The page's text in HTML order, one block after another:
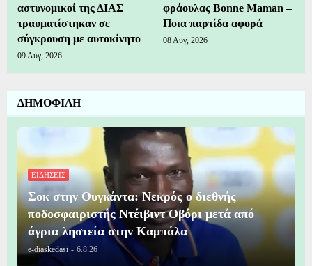
αστυνομικοί της ΔΙΑΣ
τραυματίστηκαν σε
σύγκρουση με αυτοκίνητο
09 Αυγ, 2026
φράουλας Bonne Maman –
Ποια παρτίδα αφορά
08 Αυγ, 2026
ΔΗΜΟΦΙΛΗ
ΕΙΔΗΣΕΙΣ
Σοκ στην Ουγκάντα: Νεκρός ο διεθνής
ποδοσφαιριστής Ντέιβιντ Οβόρι μετά από
άγρια ληστεία στην Καμπάλα
e-diaskedasi - 6.8.26